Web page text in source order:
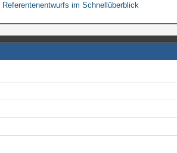
Referentenentwurfs im Schnellüberblick